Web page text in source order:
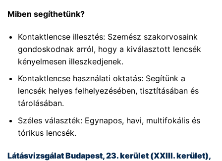
Miben segíthetünk?
Kontaktlencse illesztés: Szemész szakorvosaink
gondoskodnak arról, hogy a kiválasztott lencsék
kényelmesen illeszkedjenek.
Kontaktlencse használati oktatás: Segítünk a
lencsék helyes felhelyezésében, tisztításában és
tárolásában.
Széles választék: Egynapos, havi, multifokális és
tórikus lencsék.
Látásvizsgálat Budapest, 23. kerület (XXIII. kerület),